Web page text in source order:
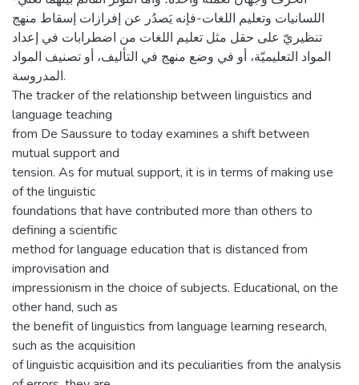
اللسانيات وتعليم اللغات-فإنه يَصدُر عن إفرازات إسقاط منهج
تنظيريّ على حقل مثل تعليم اللغات من اضطرابات في إعداد
المواد التعليميّة، أو في وضع منهج في التأليف، أو تصنيف المواد
المدروسة.
The tracker of the relationship between linguistics and
language teaching
from De Saussure to today examines a shift between
mutual support and
tension. As for mutual support, it is in terms of making use
of the linguistic
foundations that have contributed more than others to
defining a scientific
method for language education that is distanced from
improvisation and
impressionism in the choice of subjects. Educational, on the
other hand, such as
the benefit of linguistics from language learning research,
such as the acquisition
of linguistic acquisition and its peculiarities from the analysis